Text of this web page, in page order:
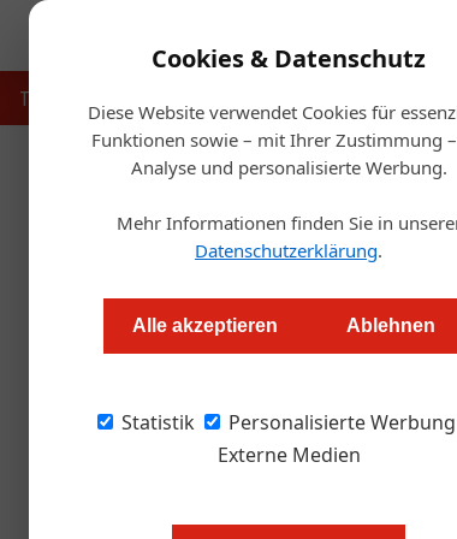
Cookies & Datenschutz
Diese Website verwendet Cookies für
Funktionen sowie – mit Ihrer Zustimmung
Analyse und personalisierte Werbung.
Mehr Informationen finden Sie in
Datenschutzerklärung.
Alle akzeptieren Ablehnen
Statistik
Personalisierte Werbung
Externe Medien
Touristik
Hallo Regierung,
Redaktion.OEGZ
Seit 3. März 2020 sind Discos,
Gesundheitsministerium zwar
Wann Gastronomie und
jetzigen Zeitpunkt